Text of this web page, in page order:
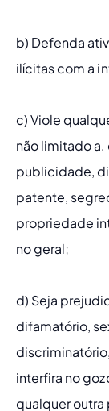
b) Defenda
ilícitas com a
c) Viole
não limitado
publicidade,
patente,
propriedade
no geral;
d) Seja
difamatório,
interfira no
qualquer outra